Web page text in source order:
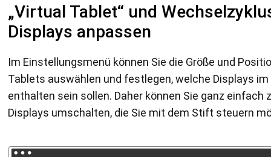
„Virtual Tablet“ und
Displays anpassen
Im Einstellungsmenü können Sie die Größe und
Tablets auswählen und festlegen, welche Displays
enthalten sein sollen. Daher können Sie ganz einfach
Displays umschalten, die Sie mit dem Stift steuern